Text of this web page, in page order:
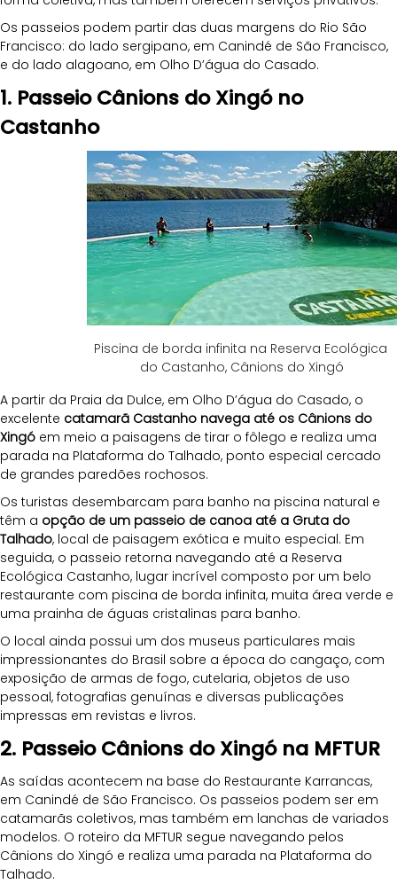
Os passeios podem partir das duas margens do Rio São
Francisco: do lado sergipano, em Canindé de São Francisco,
e do lado alagoano, em Olho D’água do Casado.
1. Passeio Cânions do Xingó no
Castanho
Piscina de borda infinita na Reserva Ecológica
do Castanho, Cânions do Xingó
A partir da Praia da Dulce, em Olho D’água do Casado, o
excelente catamarã Castanho navega até os Cânions do
Xingó em meio a paisagens de tirar o fôlego e realiza uma
parada na Plataforma do Talhado, ponto especial cercado
de grandes paredões rochosos.
Os turistas desembarcam para banho na piscina natural e
têm a opção de um passeio de canoa até a Gruta do
Talhado, local de paisagem exótica e muito especial. Em
seguida, o passeio retorna navegando até a Reserva
Ecológica Castanho, lugar incrível composto por um belo
restaurante com piscina de borda infinita, muita área verde e
uma prainha de águas cristalinas para banho.
O local ainda possui um dos museus particulares mais
impressionantes do Brasil sobre a época do cangaço, com
exposição de armas de fogo, cutelaria, objetos de uso
pessoal, fotografias genuínas e diversas publicações
impressas em revistas e livros.
2. Passeio Cânions do Xingó na MFTUR
As saídas acontecem na base do Restaurante Karrancas,
em Canindé de São Francisco. Os passeios podem ser em
catamarãs coletivos, mas também em lanchas de variados
modelos. O roteiro da MFTUR segue navegando pelos
Cânions do Xingó e realiza uma parada na Plataforma do
Talhado.